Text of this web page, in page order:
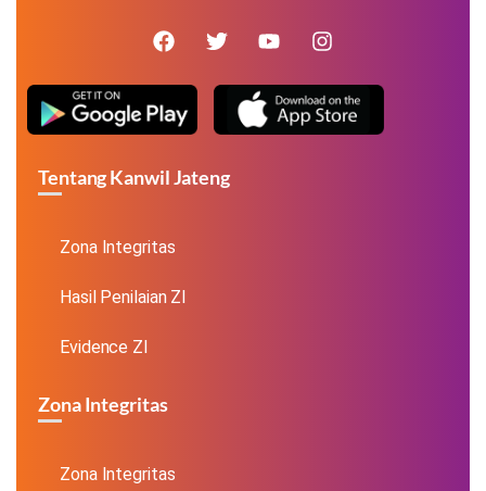
Tentang Kanwil Jateng
Zona Integritas
Hasil Penilaian ZI
Evidence ZI
Zona Integritas
Zona Integritas